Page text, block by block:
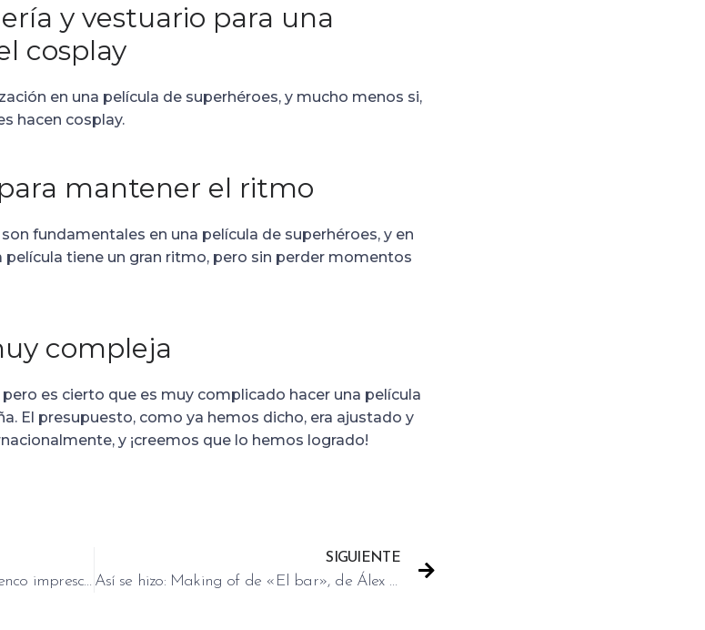
y vestuario para una
cosplay
en una película de superhéroes, y mucho menos si,
hacen cosplay.
mantener el ritmo
fundamentales en una película de superhéroes, y en
tiene un gran ritmo, pero sin perder momentos
compleja
es cierto que es muy complicado hacer una película
El presupuesto, como ya hemos dicho, era ajustado y
y ¡creemos que lo hemos logrado!
3 (+1) documentales sobre flamenco imprescindibles
SIGUIENTE
Así se hizo: Making of de «El bar», de Álex de la Iglesia